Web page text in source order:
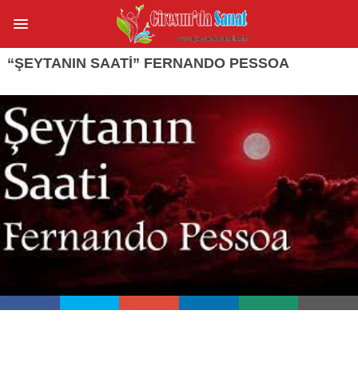
“ŞEYTANIN SAATI” FERNANDO PESSOA